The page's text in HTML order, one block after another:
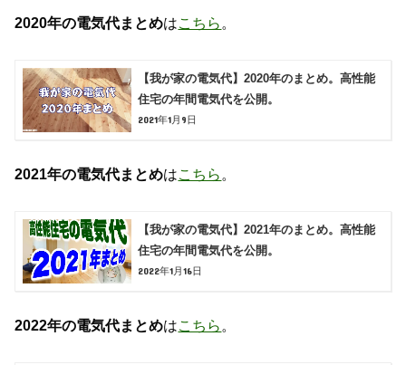
2020年の電気代まとめはこちら 。
【我が家の電気代】2020年のまとめ。高性能
住宅の年間電気代を公開。
2021年1月9日
2021年の電気代まとめはこちら 。
【我が家の電気代】2021年のまとめ。高性能
住宅の年間電気代を公開。
2022年1月16日
2022年の電気代まとめはこちら 。